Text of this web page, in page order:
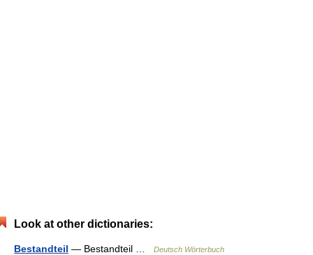
Look at other dictionaries:
Bestandteil — Bestandteil … Deutsch Wörterbuch